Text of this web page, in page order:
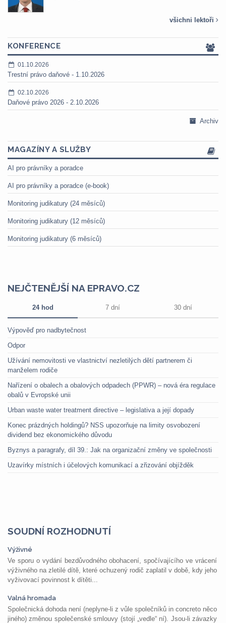
všichni lektoři
KONFERENCE
01.10.2026
Trestní právo daňové - 1.10.2026
02.10.2026
Daňové právo 2026 - 2.10.2026
Archiv
MAGAZÍNY A SLUŽBY
AI pro právníky a poradce
AI pro právníky a poradce (e-book)
Monitoring judikatury (24 měsíců)
Monitoring judikatury (12 měsíců)
Monitoring judikatury (6 měsíců)
NEJČTENĚJŠÍ NA EPRAVO.CZ
24 hod 7 dní 30 dní
Výpověď pro nadbytečnost
Odpor
Užívání nemovitosti ve vlastnictví nezletilých dětí partnerem či
manželem rodiče
Nařízení o obalech a obalových odpadech (PPWR) – nová éra regulace
obalů v Evropské unii
Urban waste water treatment directive – legislativa a její dopady
Konec prázdných holdingů? NSS upozorňuje na limity osvobození
dividend bez ekonomického důvodu
Byznys a paragrafy, díl 39.: Jak na organizační změny ve společnosti
Uzavírky místních i účelových komunikací a zřizování objížděk
SOUDNÍ ROZHODNUTÍ
Výživné
Ve sporu o vydání bezdůvodného obohacení, spočívajícího ve vrácení
výživného na zletilé dítě, které ochuzený rodič zaplatil v době, kdy jeho
vyživovací povinnost k dítěti...
Valná hromada
Společnická dohoda není (neplyne-li z vůle společníků in concreto něco
jiného) změnou společenské smlouvy (stojí „vedle“ ní). Jsou-li závazky